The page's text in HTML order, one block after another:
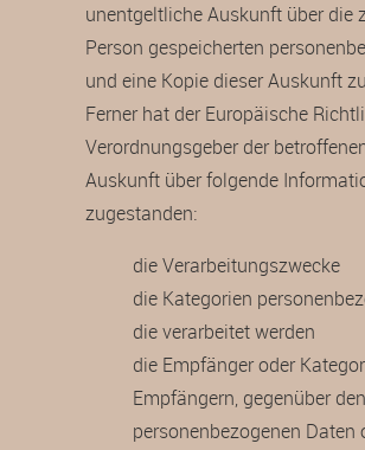
unentgeltliche Auskunft über die
Person gespeicherten
und eine Kopie dieser Auskunft
Ferner hat der Europäische
Verordnungsgeber der
Auskunft über folgende
zugestanden:
die Verarbeitungszwecke
die Kategorien
die verarbeitet werden
die Empfänger oder
Empfängern, gegenüber
personenbezogenen Daten